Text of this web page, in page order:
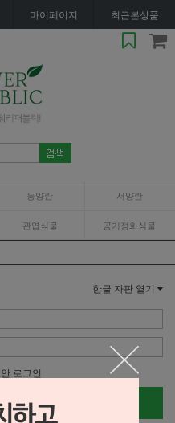
마이페이지 최근본상품
동양란 서양란
관엽식물 공기정화식물
한글 자판 열기
로그인